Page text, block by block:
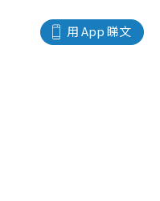
用 App 睇文